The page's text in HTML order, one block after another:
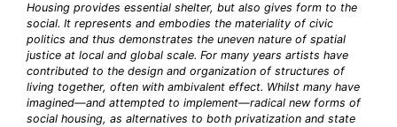
Housing provides essential shelter, but also gives form to the
social. It represents and embodies the materiality of civic
politics and thus demonstrates the uneven nature of spatial
justice at local and global scale. For many years artists have
contributed to the design and organization of structures of
living together, often with ambivalent effect. Whilst many have
imagined—and attempted to implement—radical new forms of
social housing, as alternatives to both privatization and state